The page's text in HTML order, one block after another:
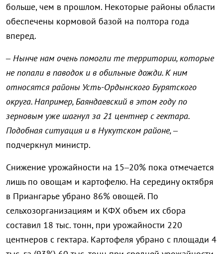
больше, чем в прошлом. Некоторые районы области
обеспечены кормовой базой на полтора года
вперед.
–Нынче нам очень помогли те территории, которые
не попали в паводок и в обильные дожди. К ним
относятся районы Усть-Ордынского Бурятского
округа. Например, Баяндаевский в этом году по
зерновым уже шагнул за 21 центнер с гектара.
Подобная ситуация и в Нукутском районе, –
подчеркнул министр.
Снижение урожайности на 15–20% пока отмечается
лишь по овощам и картофелю. На середину октября
в Приангарье убрано 86% овощей. По
сельхозорганизациям и КФХ объем их сбора
составил 18 тыс. тонн, при урожайности 220
центнеров с гектара. Картофеля убрано с площади 4